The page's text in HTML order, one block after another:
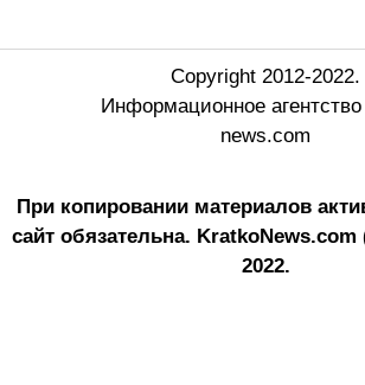
Copyright 2012-2022.
Информационное
news.com
При копировании материалов
сайт обязательна. KratkoNews.com
2022.